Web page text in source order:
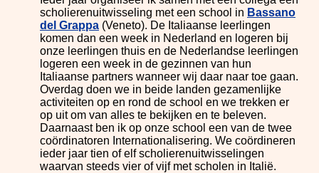
scholierenuitwisseling met een school in Bassano
del Grappa (Veneto). De Italiaanse leerlingen
komen dan een week in Nederland en logeren bij
onze leerlingen thuis en de Nederlandse leerlingen
logeren een week in de gezinnen van hun
Italiaanse partners wanneer wij daar naar toe gaan.
Overdag doen we in beide landen gezamenlijke
activiteiten op en rond de school en we trekken er
op uit om van alles te bekijken en te beleven.
Daarnaast ben ik op onze school een van de twee
coördinatoren Internationalisering. We coördineren
ieder jaar tien of elf scholierenuitwisselingen
waarvan steeds vier of vijf met scholen in Italië.